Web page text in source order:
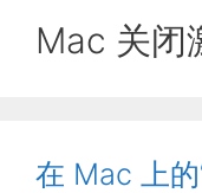
Mac 关闭
在 Mac 上